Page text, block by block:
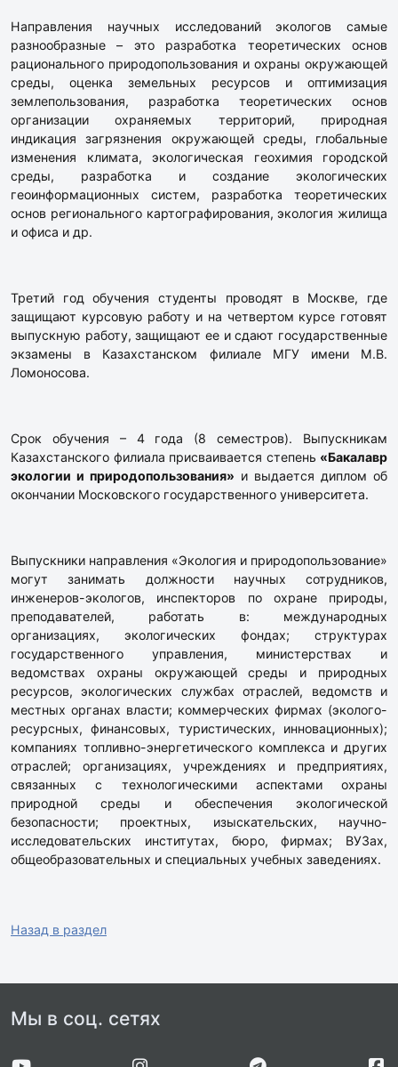
Направления научных исследований экологов самые
разнообразные – это разработка теоретических основ
рационального природопользования и охраны окружающей
среды, оценка земельных ресурсов и оптимизация
землепользования, разработка теоретических основ
организации охраняемых территорий, природная
индикация загрязнения окружающей среды, глобальные
изменения климата, экологическая геохимия городской
среды, разработка и создание экологических
геоинформационных систем, разработка теоретических
основ регионального картографирования, экология жилища
и офиса и др.
Третий год обучения студенты проводят в Москве, где
защищают курсовую работу и на четвертом курсе готовят
выпускную работу, защищают ее и сдают государственные
экзамены в Казахстанском филиале МГУ имени М.В.
Ломоносова.
Срок обучения – 4 года (8 семестров). Выпускникам
Казахстанского филиала присваивается степень «Бакалавр
экологии и природопользования» и выдается диплом об
окончании Московского государственного университета.
Выпускники направления «Экология и природопользование»
могут занимать должности научных сотрудников,
инженеров-экологов, инспекторов по охране природы,
преподавателей, работать в: международных
организациях, экологических фондах; структурах
государственного управления, министерствах и
ведомствах охраны окружающей среды и природных
ресурсов, экологических службах отраслей, ведомств и
местных органах власти; коммерческих фирмах (эколого-
ресурсных, финансовых, туристических, инновационных);
компаниях топливно-энергетического комплекса и других
отраслей; организациях, учреждениях и предприятиях,
связанных с технологическими аспектами охраны
природной среды и обеспечения экологической
безопасности; проектных, изыскательских, научно-
исследовательских институтах, бюро, фирмах; ВУЗах,
общеобразовательных и специальных учебных заведениях.
Назад в раздел
Мы в соц. сетях